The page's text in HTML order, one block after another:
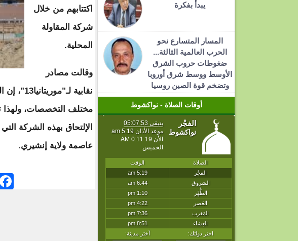
يبدأ بفكرة
المسار المتسارع نحو
الحرب العالمية الثالثة...
ضغوطات حروب الشرق
الأوسط ووسط شرق أوروبا
وتضخم قوة الصين روسيا
أوقات الصلاة - نواكشوط
اكتتابهم من خلال
شركة المقاولة
المحلية.
وقالت مصادر
نقابية
مختلف التخصصات، ولهذا
الإلتحاق بهذه الشركة
عاصمة ولاية إنشيري.